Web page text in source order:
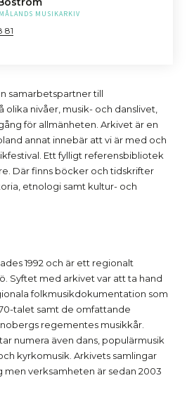
MUSIKARKIV
81
samarbetspartner till
nivåer, musik- och danslivet,
för allmänheten. Arkivet är en
annat innebär att vi är med och
Ett fylligt referensbibliotek
Där finns böcker och tidskrifter
etnologi samt kultur- och
1992 och är ett regionalt
Syftet med arkivet var att ta hand
folkmusikdokumentation som
talet samt de omfattande
regementes musikkår.
numera även dans, populärmusik
kyrkomusik. Arkivets samlingar
men verksamheten är sedan 2003